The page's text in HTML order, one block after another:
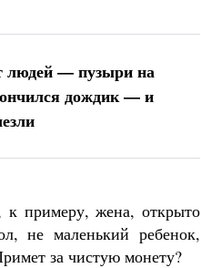
людей — пузыри на
дождик — и
к примеру, жена, открыто
не маленький ребенок,
за чистую монету?